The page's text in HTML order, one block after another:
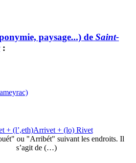
paysage...) de Saint-
:
+ (l’,eth)Arrivet + (lo) Rivet
ou "Arribét" suivant les endroits. Il
s’agit de (…)